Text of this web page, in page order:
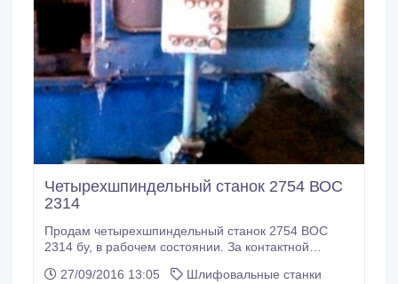
Четырехшпиндельный станок 2754 ВОС
2314
Продам четырехшпиндельный станок 2754 ВОС
2314 бу, в рабочем состоянии. За контактной
6136943. Или же по электронной почте:
27/09/2016 13:05 Шлифовальные станки